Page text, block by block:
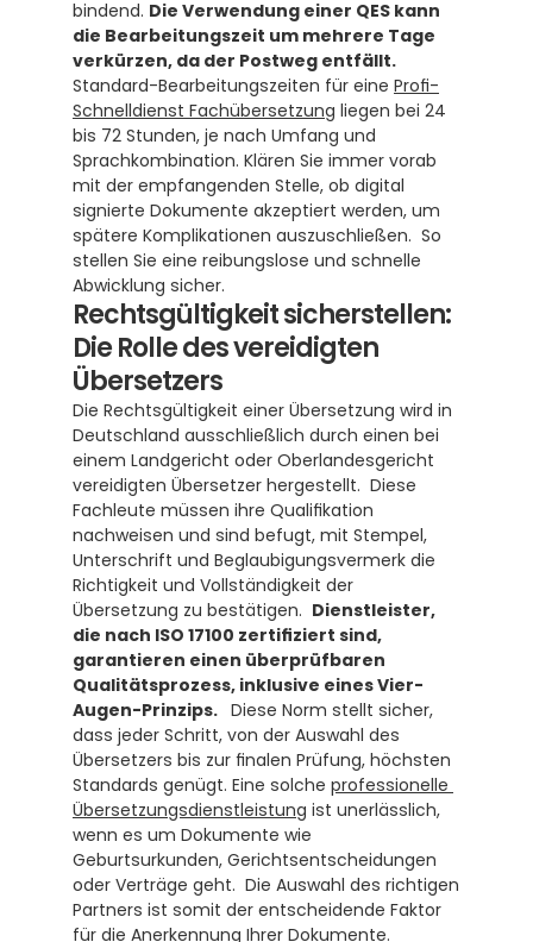
bindend. Die Verwendung einer QES kann
die Bearbeitungszeit um mehrere Tage
verkürzen, da der Postweg entfällt.
Standard-Bearbeitungszeiten für eine Profi-
Schnelldienst Fachübersetzung liegen bei 24
bis 72 Stunden, je nach Umfang und
Sprachkombination. Klären Sie immer vorab
mit der empfangenden Stelle, ob digital
signierte Dokumente akzeptiert werden, um
spätere Komplikationen auszuschließen.  So
stellen Sie eine reibungslose und schnelle
Abwicklung sicher.
Rechtsgültigkeit sicherstellen:
Die Rolle des vereidigten
Übersetzers
Die Rechtsgültigkeit einer Übersetzung wird in
Deutschland ausschließlich durch einen bei
einem Landgericht oder Oberlandesgericht
vereidigten Übersetzer hergestellt.  Diese
Fachleute müssen ihre Qualifikation
nachweisen und sind befugt, mit Stempel,
Unterschrift und Beglaubigungsvermerk die
Richtigkeit und Vollständigkeit der
Übersetzung zu bestätigen. Dienstleister,
die nach ISO 17100 zertifiziert sind,
garantieren einen überprüfbaren
Qualitätsprozess, inklusive eines Vier-
Augen-Prinzips.
  Diese Norm stellt sicher,
dass jeder Schritt, von der Auswahl des
Übersetzers bis zur finalen Prüfung, höchsten
Standards genügt. Eine solche professionelle
Übersetzungsdienstleistung ist unerlässlich,
wenn es um Dokumente wie
Geburtsurkunden, Gerichtsentscheidungen
oder Verträge geht.  Die Auswahl des richtigen
Partners ist somit der entscheidende Faktor
für die Anerkennung Ihrer Dokumente.